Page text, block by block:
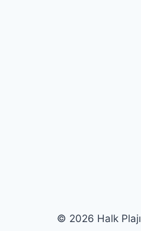
© 2026 Halk Plajı